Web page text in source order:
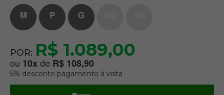
M P G
POR: R$ 1.089,00
ou 10xde R$ 108,90
5% desconto pagamento á vista